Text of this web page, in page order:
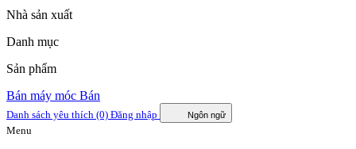
Nhà sản xuất
Danh mục
Sản phẩm
Bán máy móc Bán
Danh sách yêu thích (0) Đăng nhập Ngôn ngữ
Menu